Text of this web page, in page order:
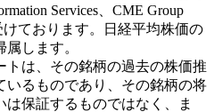
Services、CME Group
ております。日経平均株価の
します。
は、その銘柄の過去の株価推
いるものであり、その銘柄の将
保証するものではなく、ま